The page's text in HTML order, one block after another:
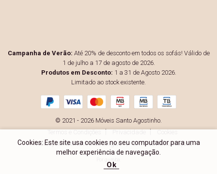
Campanha de Verão: Até 20% de desconto em todos os sofás! Válido de
1 de julho a 17 de agosto de 2026.
Produtos em Desconto: 1 a 31 de Agosto 2026.
Limitado ao stock existente.
© 2021 - 2026 Móveis Santo Agostinho.
Resolução Alternativa de Litígios
Livro de Reclamações
Cookies: Este site usa cookies no seu computador para uma
melhor experiência de navegação.
Ok